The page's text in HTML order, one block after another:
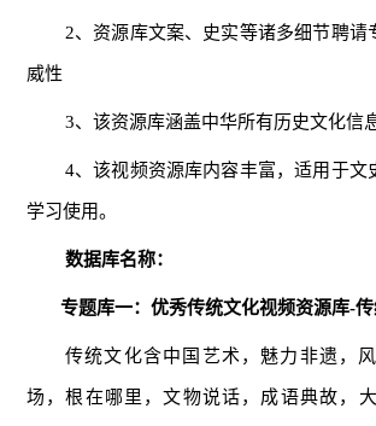
2、资源库文案、史实等诸多细节聘请
威性
3、该资源库涵盖中华所有历史文化信
4、该视频资源库内容丰富，适用于文
学习使用。
数据库名称：
专题库一：优秀传统文化视频资源库-
传统文化含中国艺术，魅力非遗，
场，根在哪里，文物说话，成语典故，